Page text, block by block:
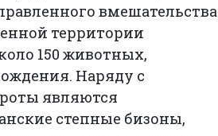
вмешательства
территории
150 животных,
Наряду с
являются
степные бизоны,